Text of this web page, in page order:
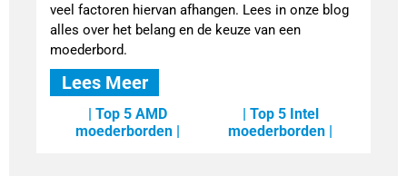
veel factoren hiervan afhangen. Lees in onze blog
alles over het belang en de keuze van een
moederbord.
Lees Meer
| Top 5 AMD
moederborden |
| Top 5 Intel
moederborden |